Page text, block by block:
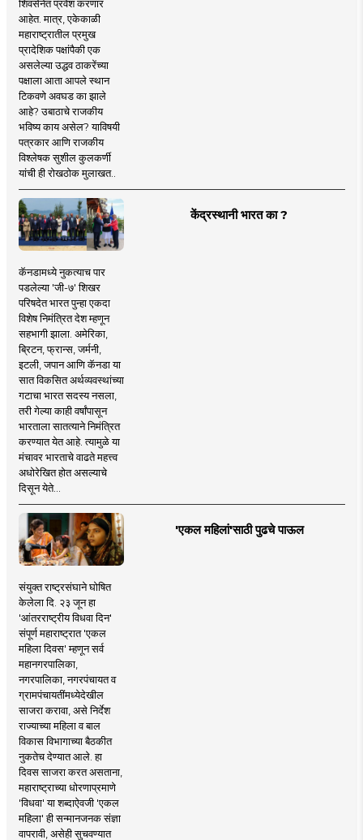
शिवसेनेत प्रवेश करणार
आहेत. मात्र, एकेकाळी
महाराष्ट्रातील प्रमुख
प्रादेशिक पक्षांपैकी एक
असलेल्या उद्धव ठाकरेंच्या
पक्षाला आता आपले स्थान
टिकवणे अवघड का झाले
आहे? उबाठाचे राजकीय
भविष्य काय असेल? याविषयी
पत्रकार आणि राजकीय
विश्लेषक सुशील कुलकर्णी
यांची ही रोखठोक मुलाखत..
केंद्रस्थानी भारत का ?
कॅनडामध्ये नुकत्याच पार
पडलेल्या 'जी-७' शिखर
परिषदेत भारत पुन्हा एकदा
विशेष निमंत्रित देश म्हणून
सहभागी झाला. अमेरिका,
ब्रिटन, फ्रान्स, जर्मनी,
इटली, जपान आणि कॅनडा या
सात विकसित अर्थव्यवस्थांच्या
गटाचा भारत सदस्य नसला,
तरी गेल्या काही वर्षांपासून
भारताला सातत्याने निमंत्रित
करण्यात येत आहे. त्यामुळे या
मंचावर भारताचे वाढते महत्त्व
अधोरेखित होत असल्याचे
दिसून येते...
'एकल महिलां'साठी पुढचे पाऊल
संयुक्त राष्ट्रसंघाने घोषित
केलेला दि. २३ जून हा
'आंतरराष्ट्रीय विधवा दिन'
संपूर्ण महाराष्ट्रात 'एकल
महिला दिवस' म्हणून सर्व
महानगरपालिका,
नगरपालिका, नगरपंचायत व
ग्रामपंचायतींमध्येदेखील
साजरा करावा, असे निर्देश
राज्याच्या महिला व बाल
विकास विभागाच्या बैठकीत
नुकतेच देण्यात आले. हा
दिवस साजरा करत असताना,
महाराष्ट्राच्या धोरणाप्रमाणे
'विधवा' या शब्दाऐवजी 'एकल
महिला' ही सन्मानजनक संज्ञा
वापरावी, असेही सुचवण्यात